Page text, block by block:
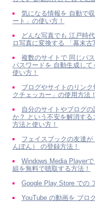
気になる情報を 自動で
ート」の使い方！
どんな写真でも 江戸時
ロ写真に変換する 「幕末古
複数のサイトで 同じパ
パスワードを 自動生成し
使い方！
ブログやサイトのリン
クチェッカー」の使用方法！
自分のサイトやブログ
か？ という不安を解消す
方法と使い方！
フェイスブックの友達
んぽん） の登録方法！
Windows Media Player
組を無料で聴取する方法！
Google Play Store での
YouTube の動画を ブロ